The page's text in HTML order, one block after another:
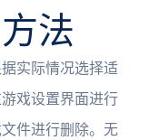
法
实际情况选择适
戏设置界面进行
件进行删除。无